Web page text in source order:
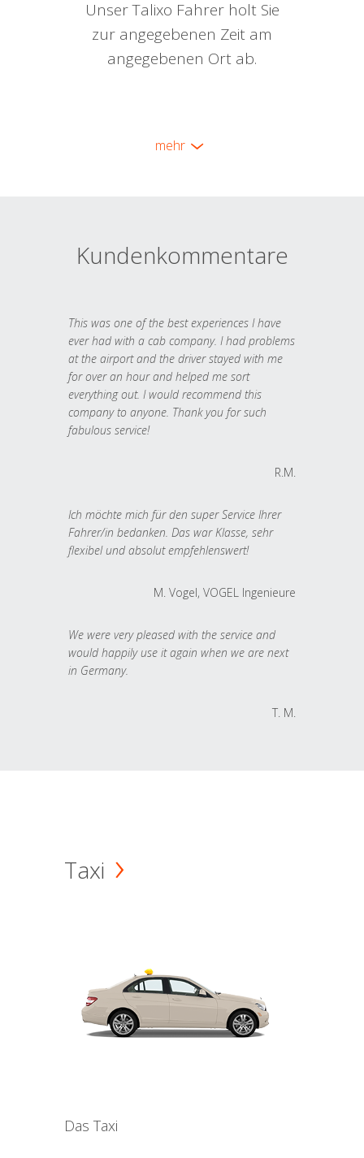
Unser Talixo Fahrer holt Sie
zur angegebenen Zeit am
angegebenen Ort ab.
mehr
Kundenkommentare
This was one of the best experiences I have
ever had with a cab company. I had problems
at the airport and the driver stayed with me
for over an hour and helped me sort
everything out. I would recommend this
company to anyone. Thank you for such
fabulous service!
R.M.
Ich möchte mich für den super Service Ihrer
Fahrer/in bedanken. Das war Klasse, sehr
flexibel und absolut empfehlenswert!
M. Vogel, VOGEL Ingenieure
We were very pleased with the service and
would happily use it again when we are next
in Germany.
T. M.
Taxi
Das Taxi